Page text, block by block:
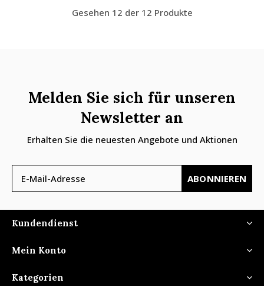
Gesehen 12 der 12 Produkte
Melden Sie sich für unseren
Newsletter an
Erhalten Sie die neuesten Angebote und Aktionen
ABONNIEREN
Kundendienst
Mein Konto
Kategorien